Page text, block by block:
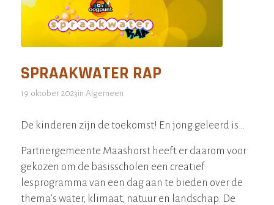
SPRAAKWATER RAP
19 oktober 2023in Algemeen
De kinderen zijn de toekomst! En jong geleerd is…
Partnergemeente Maashorst heeft er daarom voor
gekozen om de basisscholen een creatief
lesprogramma van een dag aan te bieden over de
thema’s water, klimaat, natuur en landschap. De